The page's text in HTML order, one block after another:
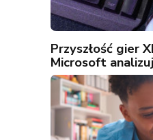
Przyszłość gier
Microsoft